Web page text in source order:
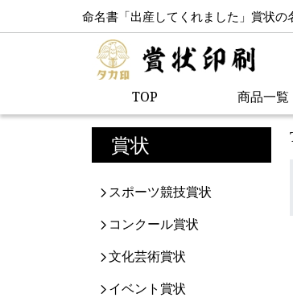
命名書「出産してくれました」賞状の
TOP 商品一覧
賞状
スポーツ競技賞状
コンクール賞状
文化芸術賞状
イベント賞状